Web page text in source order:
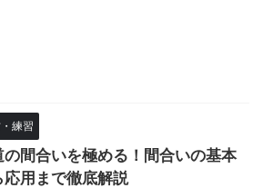
練習
の間合いを極める！間合いの基本
応用まで徹底解説